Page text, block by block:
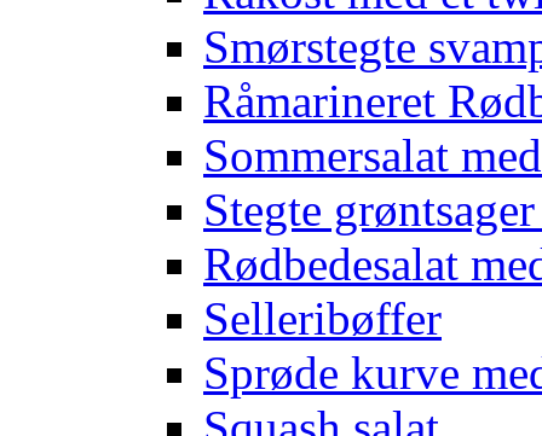
Smørstegte
Råmarineret
Sommersalat
Stegte
Rødbedesalat
Selleribøffer
Sprøde kurve